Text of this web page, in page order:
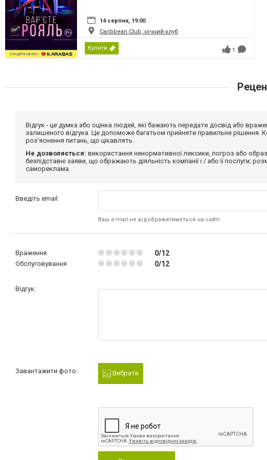
14 серпня, 19:00
Caribbean Club, нічний клуб
Купити 1
Відгук - це думка або оцінка людей, які бажають передати досвід або
залишеного відгука. Це допоможе багатьом прийняти правильне рішення.
роз'яснення питань, що цікавлять.
Не дозволяється: використання ненормативної лексики, погроз або
безпідставні заяви, що ображають діяльність компанії і / або її послуги;
самореклама.
Введіть email:
Ваш e-mail не відображатиметься на сайті
Враження 0/12
Обслуговування 0/12
Відгук:
Завантажити фото: Вибрати